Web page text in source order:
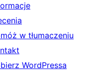
w tłumaczeniu
WordPressa